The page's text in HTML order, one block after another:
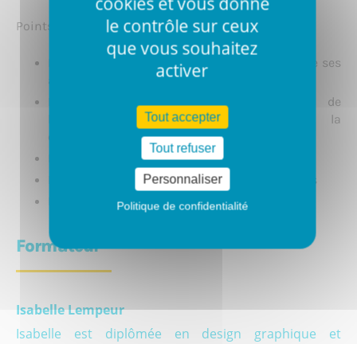
le contrôle sur ceux
que vous souhaitez
activer
Tout accepter
Tout refuser
Personnaliser
Politique de confidentialité
Points abordés lors de la formation :
Le sketchnoting : définition de la méthode, de ses
avantages et de ses champs d’application
Les principes de composition et de
hiérarchisation des informations dans la
communication visuelle
Les éléments de la facilitation graphique
Les icônes, les pictogrammes, les personnages
Les couleurs et les ombres
Formateur
Isabelle Lempeur
Isabelle est diplômée en design graphique et